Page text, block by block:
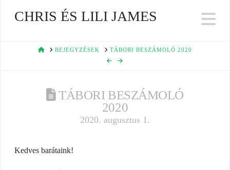
CHRIS ÉS LILI JAMES
HOMEBEJEGYZÉSEK TÁBORI BESZÁMOLÓ 2020
TÁBORI BESZÁMOLÓ
2020
2020. augusztus 1.
Kedves barátaink!